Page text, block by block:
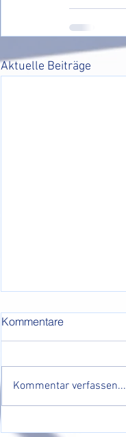
Aktuelle Beiträge
Kommentare
Kommentar verfassen...